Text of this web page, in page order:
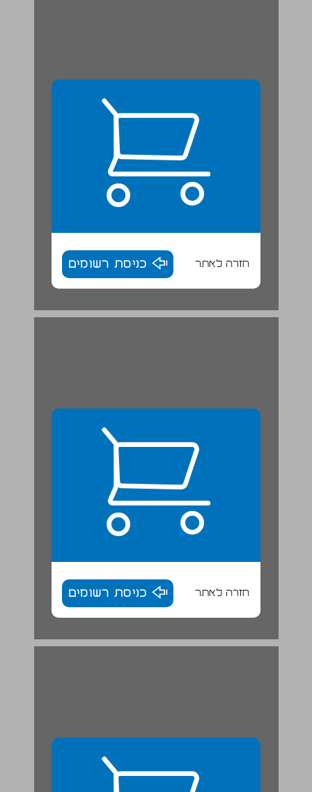
חזרה לאתר כניסת רשומים
חזרה לאתר כניסת רשומים